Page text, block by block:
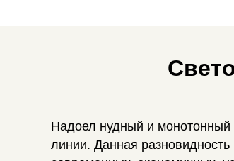
Надоел нудный и
линии. Данная